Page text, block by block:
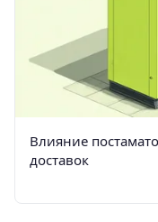
Влияние
доставок